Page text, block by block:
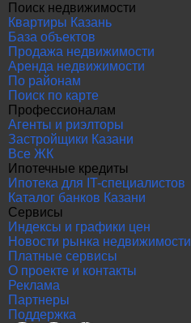
Поиск недвижимости
Квартиры Казань
База объектов
Продажа недвижимости
Аренда недвижимости
По районам
Поиск по карте
Профессионалам
Агенты и риэлторы
Застройщики Казани
Все ЖК
Ипотечные кредиты
Ипотека для IT-специалистов
Каталог банков Казани
Сервисы
Индексы и графики цен
Новости рынка недвижимости
Платные сервисы
О проекте и контакты
Реклама
Партнеры
Поддержка